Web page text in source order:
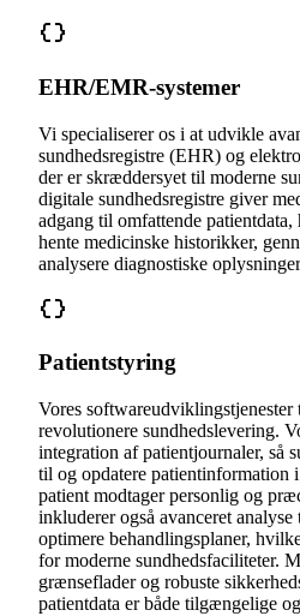
EHR/EMR-systemer
Vi specialiserer os i at udvikle
sundhedsregistre (EHR) og
der er skræddersyet til moderne
digitale sundhedsregistre giver
adgang til omfattende
hente medicinske historikker,
analysere diagnostiske
Patientstyring
Vores
revolutionere sundhedslevering.
integration af patientjournaler, så
til og opdatere patientinformation
patient modtager personlig og
inkluderer også avanceret
optimere behandlingsplaner,
for moderne sundhedsfaciliteter.
grænseflader og robuste
patientdata er både tilgængelige